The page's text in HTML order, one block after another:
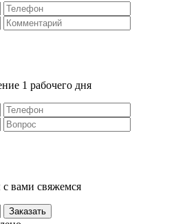
1 рабочего дня
вами свяжемся
Заказать